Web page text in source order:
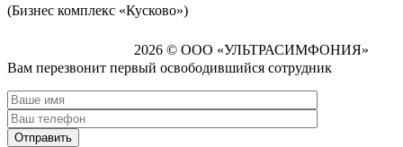
(Бизнес комплекс «Кусково»)
2026 © ООО «УЛЬТРАСИМФОНИЯ»
Вам перезвонит первый освободившийся сотрудник